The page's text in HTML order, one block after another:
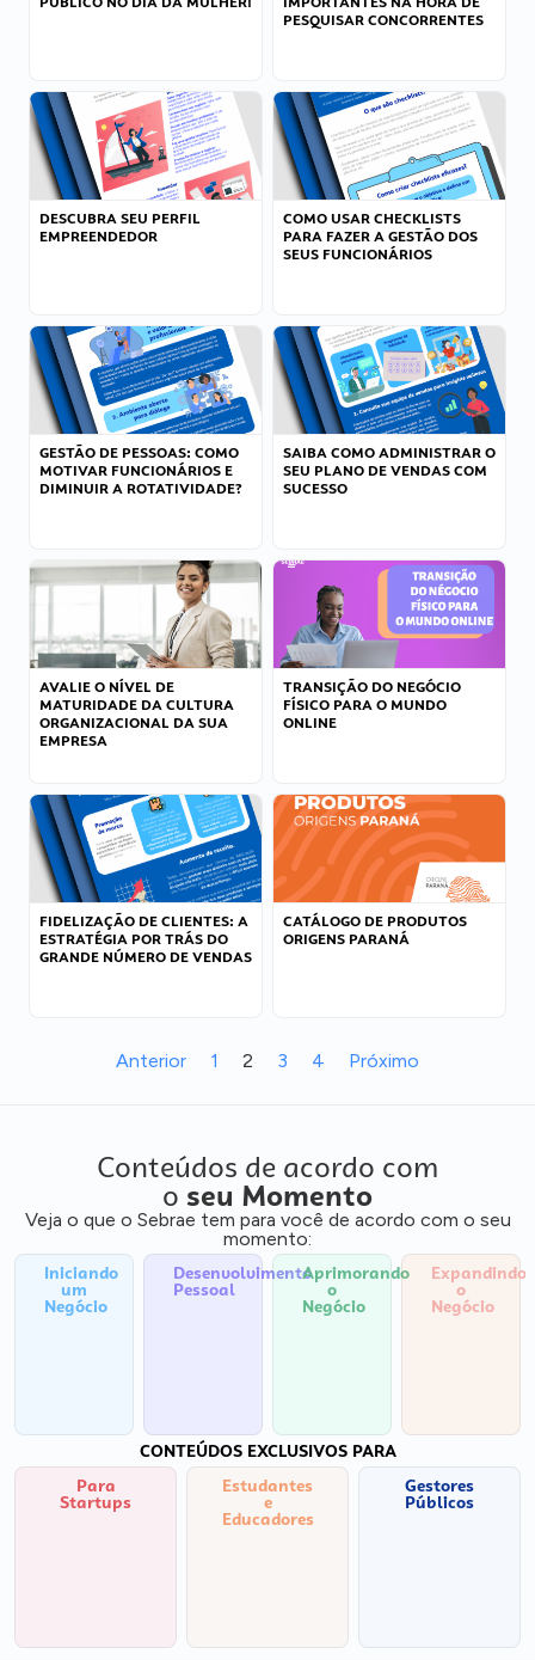
PESQUISAR CONCORRENTES
DESCUBRA SEU PERFIL
EMPREENDEDOR
COMO USAR CHECKLISTS
PARA FAZER A GESTÃO DOS
SEUS FUNCIONÁRIOS
GESTÃO DE PESSOAS: COMO
MOTIVAR FUNCIONÁRIOS E
DIMINUIR A ROTATIVIDADE?
SAIBA COMO ADMINISTRAR O
SEU PLANO DE VENDAS COM
SUCESSO
AVALIE O NÍVEL DE
MATURIDADE DA CULTURA
ORGANIZACIONAL DA SUA
EMPRESA
TRANSIÇÃO DO NEGÓCIO
FÍSICO PARA O MUNDO
ONLINE
FIDELIZAÇÃO DE CLIENTES: A
ESTRATÉGIA POR TRÁS DO
GRANDE NÚMERO DE VENDAS
CATÁLOGO DE PRODUTOS
ORIGENS PARANÁ
Anterior 1 2 3 4 Próximo
Conteúdos de acordo com
o seu Momento
Veja o que o Sebrae tem para você de acordo com o seu
momento:
Iniciando
um
Negócio
Desenvolvimento
Pessoal
Aprimorando
o
Negócio
Expandindo
o
Negócio
CONTEÚDOS EXCLUSIVOS PARA
Para
Startups
Estudantes
e
Educadores
Gestores
Públicos